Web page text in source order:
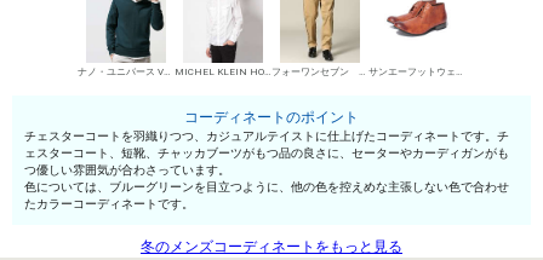
ナノ・ユニバース Vネックセーター MICHEL KLEIN HOMME シャツ フォーワンセブン エディフィス チノパン・綿パン サンエーフットウェア 短靴・レザーシューズ
コーディネートのポイント
チェスターコートを羽織りつつ、カジュアルテイストに仕上げたコーディネートです。チ
ェスターコート、短靴、チャッカブーツがもつ品の良さに、セーターやカーディガンがも
つ優しい雰囲気が合わさっています。
色については、ブルーグリーンを目立つように、他の色を控えめな主張しない色で合わせ
たカラーコーディネートです。
冬のメンズコーディネートをもっと見る